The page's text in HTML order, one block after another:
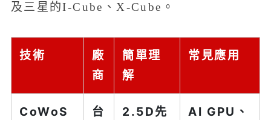
及三星的I-Cube、X-Cube。
技術
廠
商
簡單理
解
常見應用
CoWoS
台
2.5D先
AI GPU、